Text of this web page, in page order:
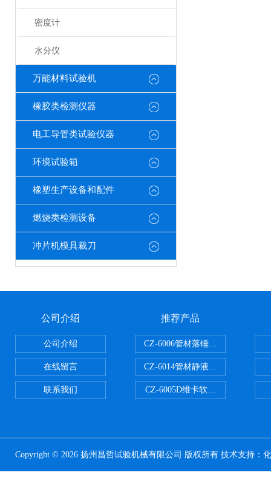
密度计
水分仪
万能材料试验机
橡胶类检测仪器
电工导管类试验仪器
环境试验箱
橡塑生产设备和配件
燃烧类检测设备
冲片机模具裁刀
公司介绍
公司介绍
在线留言
联系我们
推荐产品
CZ-6006管材落锤冲击试验机
CZ-6014管材静液压爆破试验机
CZ-6005D维卡软化点温度测定仪
Copyright © 2026 扬州昌哲试验机械有限公司 版权所有 技术支持：